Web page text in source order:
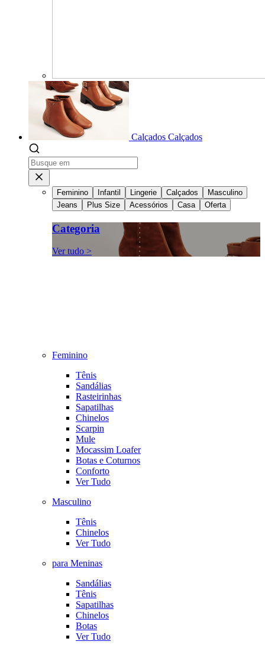
Calçados Calçados
Feminino Infantil Lingerie Calçados
Masculino
Jeans
Plus Size Acessórios Casa Oferta
Categoria
Ver tudo >
Feminino
Tênis
Sandálias
Rasteirinhas
Sapatilhas
Chinelos
Scarpin
Mule
Mocassim Loafer
Botas e Coturnos
Conforto
Ver Tudo
Masculino
Tênis
Chinelos
Ver Tudo
para Meninas
Sandálias
Tênis
Sapatilhas
Chinelos
Botas
Ver Tudo